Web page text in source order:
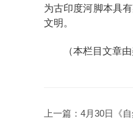
为古印度河脚本具
文明。
（本栏目文章
上一篇： 4月30日《